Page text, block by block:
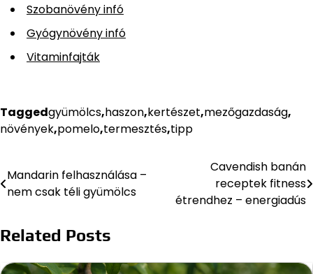
Szobanövény infó
Gyógynövény infó
Vitaminfajták
Taggedgyümölcs,haszon,kertészet,mezőgazdaság,
növények,pomelo,termesztés,tipp
Bejegyzés
navigáció
Mandarin felhasználása –
nem csak téli gyümölcs
Cavendish banán
receptek fitness
étrendhez – energiadús
Related Posts